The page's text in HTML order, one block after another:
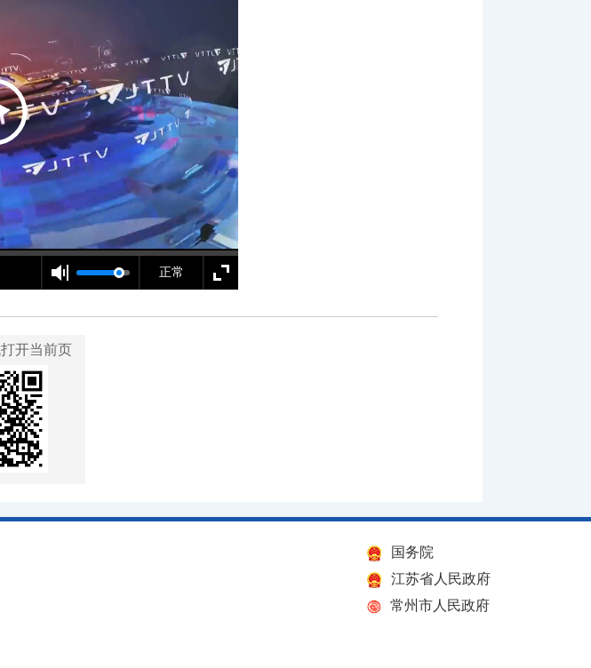
正常
开当前页
国务院
江苏省人民政府
常州市人民政府